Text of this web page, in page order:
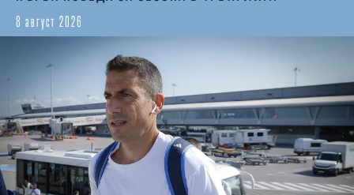
8 август 2026